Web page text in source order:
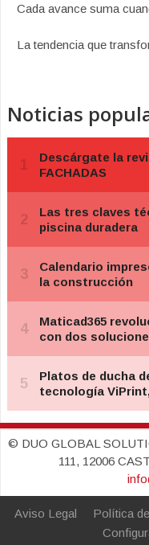
Cada avance suma
La tendencia que
Noticias
© DUO GLOBAL
111, 12006
Aviso Legal Política